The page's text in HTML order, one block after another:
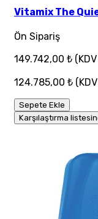
Vitamix The
Ön Sipariş
149.742,00 ₺
124.785,00 ₺
Sepete Ekle
Karşılaştırma